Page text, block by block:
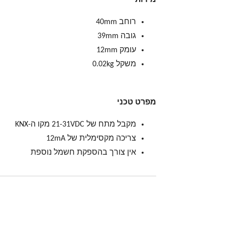
רוחב 40mm
גובה 39mm
עומק 12mm
משקל 0.02kg
מפרט טכני
מקבל מתח של 21-31VDC מקו ה-KNX
צריכה מקסימלית של 12mA
אין צורך בהספקת חשמל נוספת